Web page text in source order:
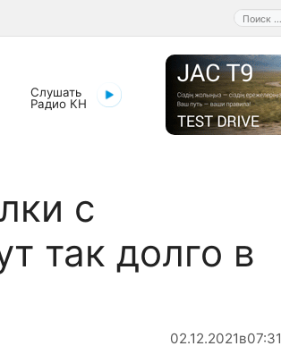
Поиск:
Слушать
Радио КН
с
так долго в
02.12.2021в07:31